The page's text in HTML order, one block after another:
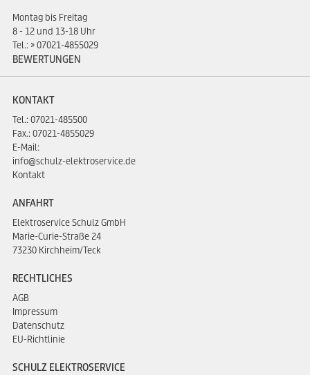
Montag bis Freitag
8 - 12 und 13-18 Uhr
Tel.: 07021-4855029
BEWERTUNGEN
KONTAKT
Tel.:07021-485500
Fax.: 07021-4855029
E-Mail:
info@schulz-elektroservice.de
Kontakt
ANFAHRT
Elektroservice Schulz GmbH
Marie-Curie-Straße 24
73230 Kirchheim/Teck
RECHTLICHES
AGB
Impressum
Datenschutz
EU-Richtlinie
SCHULZ ELEKTROSERVICE